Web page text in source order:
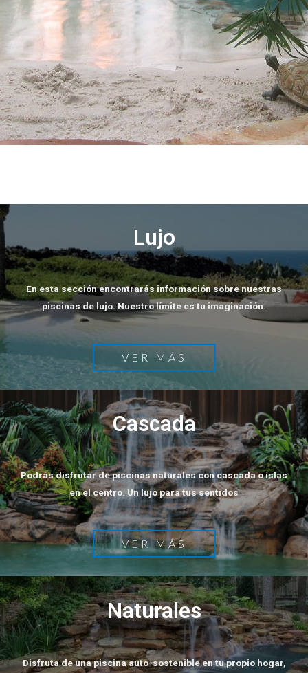
Lujo
En esta sección encontrarás información sobre nuestras
piscinas de lujo. Nuestro límite es tu imaginación.
VER MÁS
Cascada
Podrás disfrutar de piscinas naturales con cascada o islas
en el centro. Un lujo para tus sentidos
VER MÁS
Naturales
Disfruta de una piscina auto-sostenible en tu propio hogar,